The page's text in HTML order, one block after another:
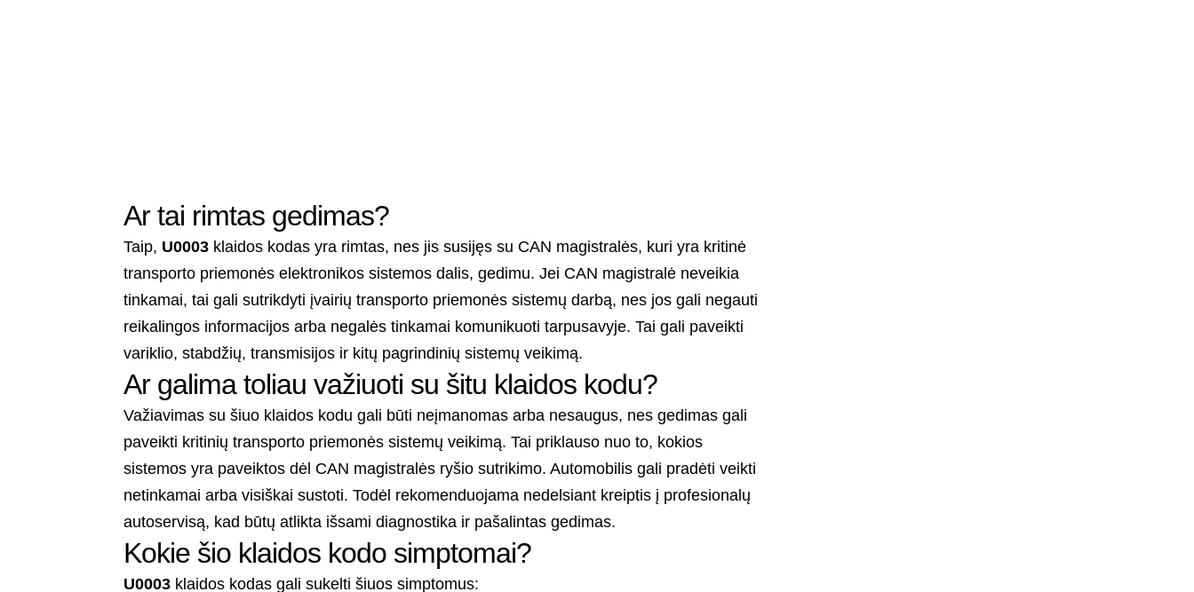
Ar tai rimtas gedimas?
Taip, U0003 klaidos kodas yra rimtas, nes jis susijęs su CAN magistralės, kuri yra kritinė
transporto priemonės elektronikos sistemos dalis, gedimu. Jei CAN magistralė neveikia
tinkamai, tai gali sutrikdyti įvairių transporto priemonės sistemų darbą, nes jos gali negauti
reikalingos informacijos arba negalės tinkamai komunikuoti tarpusavyje. Tai gali paveikti
variklio, stabdžių, transmisijos ir kitų pagrindinių sistemų veikimą.
Ar galima toliau važiuoti su šitu klaidos kodu?
Važiavimas su šiuo klaidos kodu gali būti neįmanomas arba nesaugus, nes gedimas gali
paveikti kritinių transporto priemonės sistemų veikimą. Tai priklauso nuo to, kokios
sistemos yra paveiktos dėl CAN magistralės ryšio sutrikimo. Automobilis gali pradėti veikti
netinkamai arba visiškai sustoti. Todėl rekomenduojama nedelsiant kreiptis į profesionalų
autoservisą, kad būtų atlikta išsami diagnostika ir pašalintas gedimas.
Kokie šio klaidos kodo simptomai?
U0003 klaidos kodas gali sukelti šiuos simptomus: